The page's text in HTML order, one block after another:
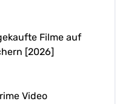
Filme auf
[2026]
Video